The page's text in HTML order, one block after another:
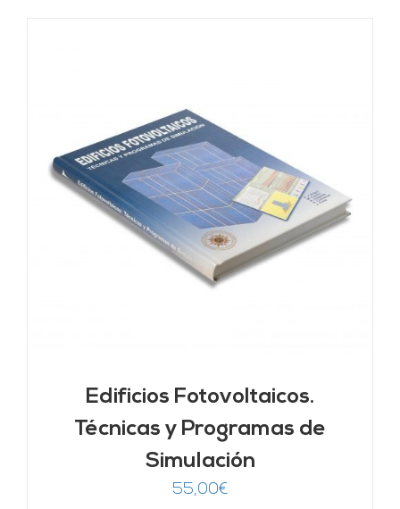
Edificios Fotovoltaicos.
Técnicas y Programas de
Simulación
55,00€